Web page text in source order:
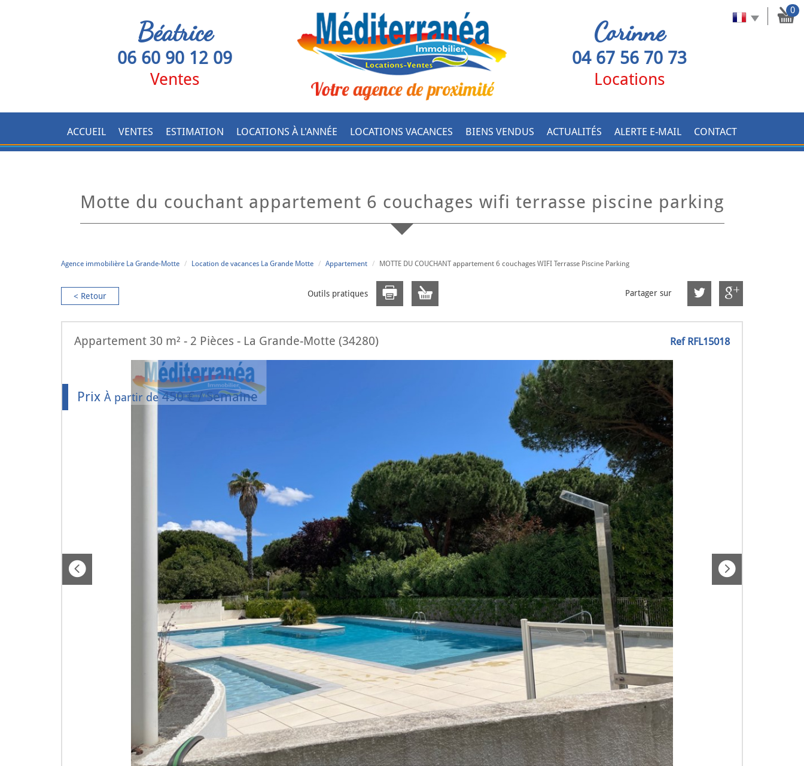
0
Béatrice
06 60 90 12 09
Ventes
Corinne
04 67 56 70 73
Locations
ACCUEIL VENTES ESTIMATION LOCATIONS À L'ANNÉE LOCATIONS VACANCES BIENS VENDUS ACTUALITÉS ALERTE E-MAIL CONTACT
motte du couchant appartement 6 couchages wifi terrasse piscine parking
Agence immobilière La Grande-Motte Location de vacances La Grande Motte Appartement MOTTE DU COUCHANT appartement 6 couchages WIFI Terrasse Piscine Parking
< Retour Outils pratiques Partager sur
Appartement 30 m² - 2 Pièces - La Grande-Motte (34280) Ref RFL15018
Prix À partir de450 € / Semaine